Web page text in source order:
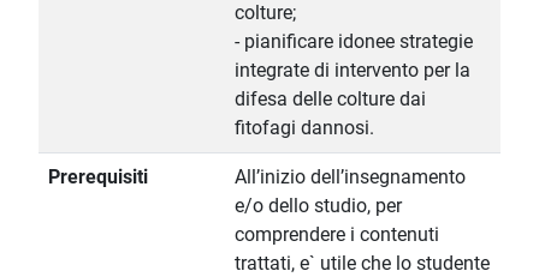
colture;
- pianificare idonee strategie
integrate di intervento per la
difesa delle colture dai
fitofagi dannosi.
Prerequisiti
All’inizio dell’insegnamento
e/o dello studio, per
comprendere i contenuti
trattati, e` utile che lo studente